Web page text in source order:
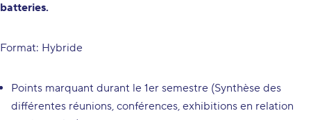
batteries.
Format: Hybride
Points marquant durant le 1er semestre (Synthèse des
différentes réunions, conférences, exhibitions en relation